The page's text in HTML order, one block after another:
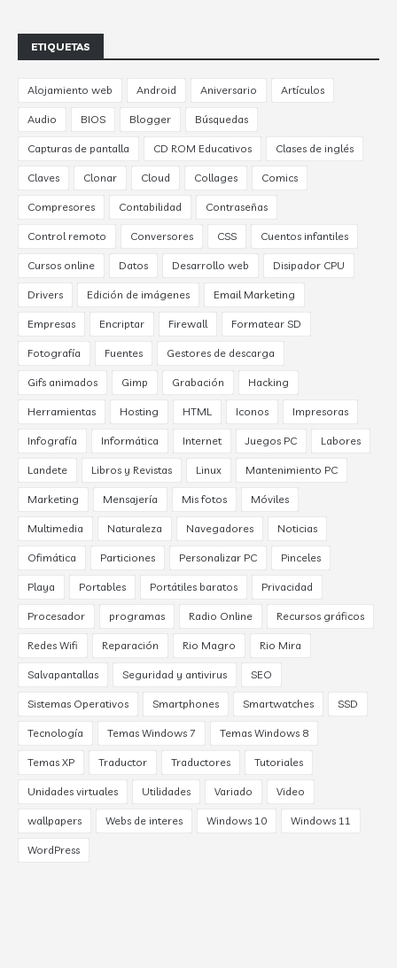
ETIQUETAS
Alojamiento web Android Aniversario Artículos
Audio BIOS Blogger Búsquedas
Capturas de pantalla CD ROM Educativos Clases de inglés
Claves Clonar Cloud Collages Comics
Compresores Contabilidad Contraseñas
Control remoto Conversores CSS Cuentos infantiles
Cursos online Datos Desarrollo web Disipador CPU
Drivers Edición de imágenes Email Marketing
Empresas Encriptar Firewall Formatear SD
Fotografía Fuentes Gestores de descarga
Gifs animados Gimp Grabación Hacking
Herramientas Hosting HTML Iconos Impresoras
Infografía Informática Internet Juegos PC Labores
Landete Libros y Revistas Linux Mantenimiento PC
Marketing Mensajería Mis fotos Móviles
Multimedia Naturaleza Navegadores Noticias
Ofimática Particiones Personalizar PC Pinceles
Playa Portables Portátiles baratos Privacidad
Procesador programas Radio Online Recursos gráficos
Redes Wifi Reparación Rio Magro Rio Mira
Salvapantallas Seguridad y antivirus SEO
Sistemas Operativos Smartphones Smartwatches SSD
Tecnología Temas Windows 7 Temas Windows 8
Temas XP Traductor Traductores Tutoriales
Unidades virtuales Utilidades Variado Video
wallpapers Webs de interes Windows 10 Windows 11
WordPress